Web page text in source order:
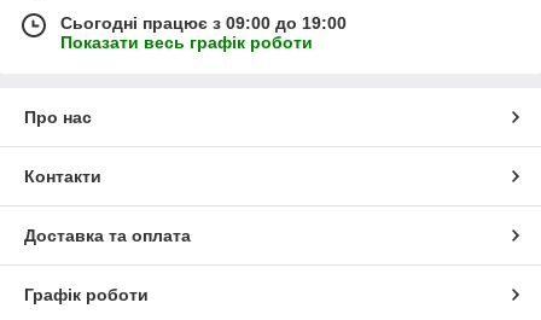
Сьогодні працює з 09:00 до 19:00
Показати весь графік роботи
Про нас
Контакти
Доставка та оплата
Графік роботи